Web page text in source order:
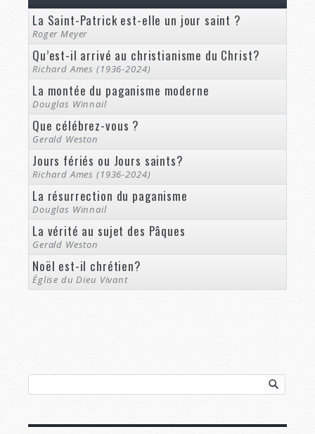
La Saint-Patrick est-elle un jour saint ?
Roger Meyer
Qu’est-il arrivé au christianisme du Christ?
Richard Ames (1936-2024)
La montée du paganisme moderne
Douglas Winnail
Que célébrez-vous ?
Gerald Weston
Jours fériés ou Jours saints?
Richard Ames (1936-2024)
La résurrection du paganisme
Douglas Winnail
La vérité au sujet des Pâques
Gerald Weston
Noël est-il chrétien?
Église du Dieu Vivant